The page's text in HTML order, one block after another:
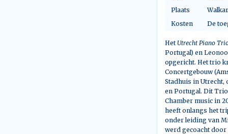
Plaats
Kosten
De
Het Utrecht Piano
Portugal) en
opgericht. Het trio
Concertgebouw
Stadhuis in Utrecht,
en Portugal. Dit
Chamber music in
heeft onlangs het
onder leiding van
werd gecoacht door